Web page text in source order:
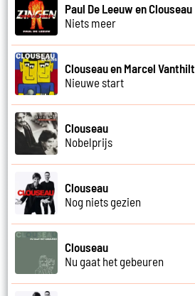
Paul De Leeuw en Clouseau
Niets meer
Clouseau en Marcel Vanthilt
Nieuwe start
Clouseau
Nobelprijs
Clouseau
Nog niets gezien
Clouseau
Nu gaat het gebeuren